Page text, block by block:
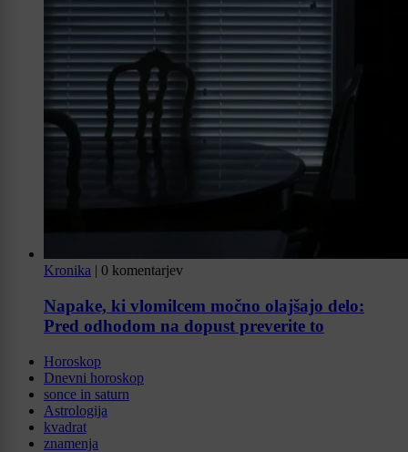
Kronika | 0 komentarjev
Napake, ki vlomilcem močno olajšajo delo:
Pred odhodom na dopust preverite to
Horoskop
Dnevni horoskop
sonce in saturn
Astrologija
kvadrat
znamenja